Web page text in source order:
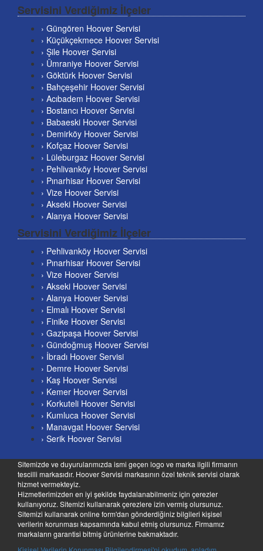
Servisini Verdiğimiz İlçeler
› Güngören Hoover Servisi
› Küçükçekmece Hoover Servisi
› Şile Hoover Servisi
› Ümraniye Hoover Servisi
› Göktürk Hoover Servisi
› Bahçeşehir Hoover Servisi
› Acıbadem Hoover Servisi
› Bostancı Hoover Servisi
› Babaeski Hoover Servisi
› Demirköy Hoover Servisi
› Kofçaz Hoover Servisi
› Lüleburgaz Hoover Servisi
› Pehlivanköy Hoover Servisi
› Pınarhisar Hoover Servisi
› Vize Hoover Servisi
› Akseki Hoover Servisi
› Alanya Hoover Servisi
Servisini Verdiğimiz İlçeler
› Pehlivanköy Hoover Servisi
› Pınarhisar Hoover Servisi
› Vize Hoover Servisi
› Akseki Hoover Servisi
› Alanya Hoover Servisi
› Elmalı Hoover Servisi
› Finike Hoover Servisi
› Gazipaşa Hoover Servisi
› Gündoğmuş Hoover Servisi
› İbradı Hoover Servisi
› Demre Hoover Servisi
› Kaş Hoover Servisi
› Kemer Hoover Servisi
› Korkuteli Hoover Servisi
› Kumluca Hoover Servisi
› Manavgat Hoover Servisi
› Serik Hoover Servisi
Sitemizde ve duyurularımızda ismi geçen logo ve marka ilgili firmanın
tescilli markasıdır. Hoover Servisi markasının özel teknik servisi olarak
hizmet vermekteyiz.
Hizmetlerimizden en iyi şekilde faydalanabilmeniz için çerezler
kullanıyoruz. Sitemizi kullanarak çerezlere izin vermiş olursunuz.
Sitemizi kullanarak online form'dan gönderdiğiniz bilgileri kişisel
verilerin korunması kapsamında kabul etmiş olursunuz. Firmamız
markaların garantisi bitmiş ürünlerine bakmaktadır.